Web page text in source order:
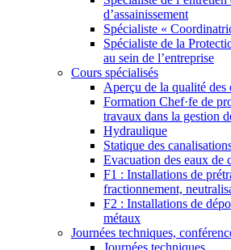
d’assainissement
Spécialiste «
Spécialiste de la
au sein de l’entreprise
Cours spécialisés
Aperçu de la qualité des
Formation Chef·fe de
travaux dans la gestion
Hydraulique
Statique des
Evacuation des eaux de
F1 : Installations de
fractionnement,
F2 : Installations de
métaux
Journées techniques,
Journées techniques